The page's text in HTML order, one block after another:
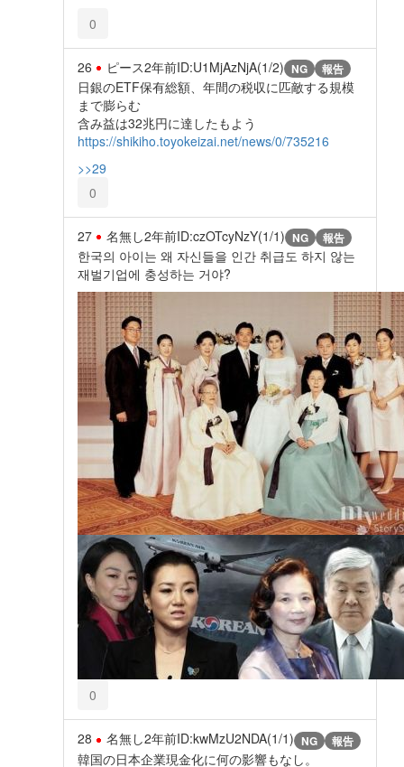
0
26 ピース2年前ID:U1MjAzNjA(1/2) NG 報告
日銀のETF保有総額、年間の税収に匹敵する規模
まで膨らむ
含み益は32兆円に達したもよう
https://shikiho.toyokeizai.net/news/0/735216
>>29
0
27 名無し2年前ID:czOTcyNzY(1/1) NG 報告
한국의 아이는 왜 자신들을 인간 취급도 하지 않는
재벌기업에 충성하는 거야?
0
28 名無し2年前ID:kwMzU2NDA(1/1) NG 報告
韓国の日本企業現金化に何の影響もなし。